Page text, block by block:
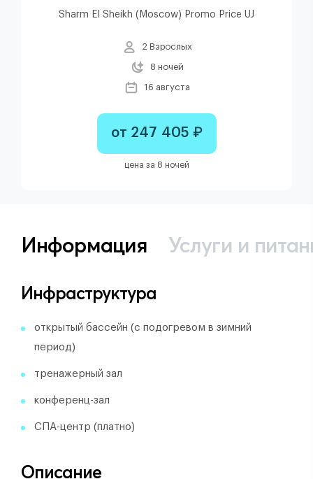
Sharm El Sheikh (Moscow) Promo Price UJ
2 Взрослых
8 ночей
16 августа
от 247 405 ₽
цена за 8 ночей
Информация Услуги и
Инфраструктура
открытый бассейн (с подогревом в зимний
период)
тренажерный зал
конференц-зал
СПА-центр (платно)
Описание